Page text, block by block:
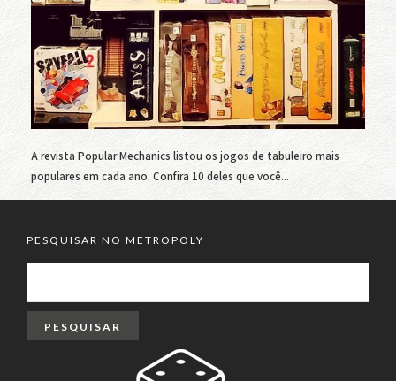
A revista Popular Mechanics listou os jogos de tabuleiro mais
populares em cada ano. Confira 10 deles que você...
PESQUISAR NO METROPOLY